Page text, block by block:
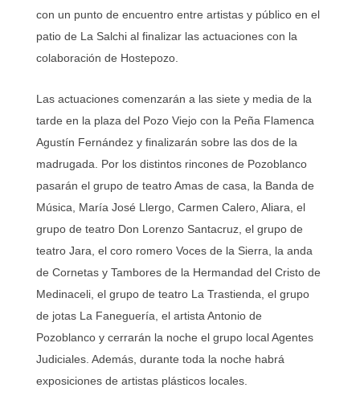
con un punto de encuentro entre artistas y público en el
patio de La Salchi al finalizar las actuaciones con la
colaboración de Hostepozo.
Las actuaciones comenzarán a las siete y media de la
tarde en la plaza del Pozo Viejo con la Peña Flamenca
Agustín Fernández y finalizarán sobre las dos de la
madrugada. Por los distintos rincones de Pozoblanco
pasarán el grupo de teatro Amas de casa, la Banda de
Música, María José Llergo, Carmen Calero, Aliara, el
grupo de teatro Don Lorenzo Santacruz, el grupo de
teatro Jara, el coro romero Voces de la Sierra, la anda
de Cornetas y Tambores de la Hermandad del Cristo de
Medinaceli, el grupo de teatro La Trastienda, el grupo
de jotas La Faneguería, el artista Antonio de
Pozoblanco y cerrarán la noche el grupo local Agentes
Judiciales. Además, durante toda la noche habrá
exposiciones de artistas plásticos locales.